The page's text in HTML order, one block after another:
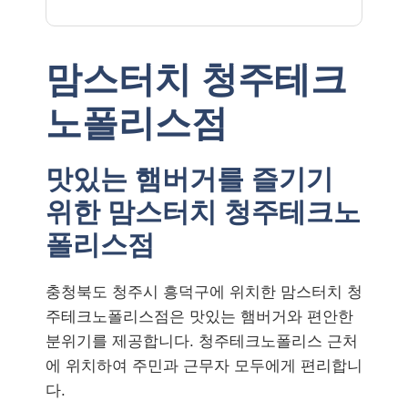
맘스터치 청주테크
노폴리스점
맛있는 햄버거를 즐기기
위한 맘스터치 청주테크노
폴리스점
충청북도 청주시 흥덕구에 위치한 맘스터치 청
주테크노폴리스점은 맛있는 햄버거와 편안한
분위기를 제공합니다. 청주테크노폴리스 근처
에 위치하여 주민과 근무자 모두에게 편리합니
다.